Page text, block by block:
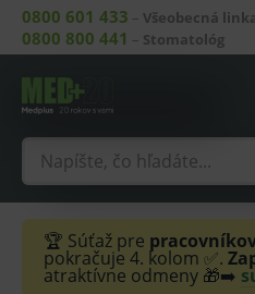
0800 601 433 – Všeobecná
0800 800 441 – Stomatológ
🏆 Súťaž pre
pokračuje 4. kolom ✅.
atraktívne odmeny 🎁➡️